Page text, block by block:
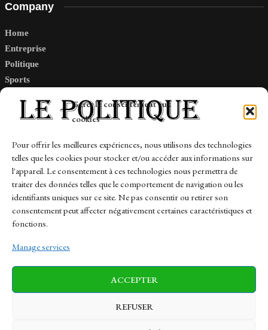
Gérer le consentement aux
cookies
Pour offrir les meilleures expériences, nous utilisons des technologies
telles que les cookies pour stocker et/ou accéder aux informations sur
l'appareil. Le consentement à ces technologies nous permettra de
traiter des données telles que le comportement de navigation ou les
identifiants uniques sur ce site. Ne pas consentir ou retirer son
consentement peut affecter négativement certaines caractéristiques et
fonctions.
Manage services
ACCEPTER
REFUSER
Company
Home
Entreprise
Politique
Sports
Links
Contact
Sitemap
News Finance-Marches Politics
Business Tech Health Sports Travel